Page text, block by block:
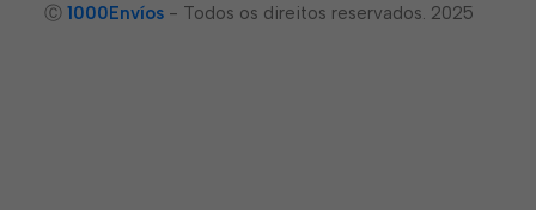
Ⓒ 1000Envíos - Todos os direitos reservados. 2025